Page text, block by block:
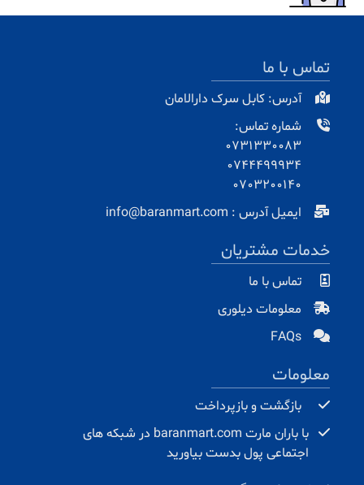
تماس با ما
آدرس: کابل سرک دارالامان
شماره تماس:
0731330083
0744499934
0703200140
ایمیل آدرس : info@baranmart.com
خدمات مشتریان
تماس با ما
معلومات دیلوری
FAQs
معلومات
بازگشت و بازپرداخت
با باران مارت baranmart.com در شبکه های
اجتماعی پول بدست بیاورید